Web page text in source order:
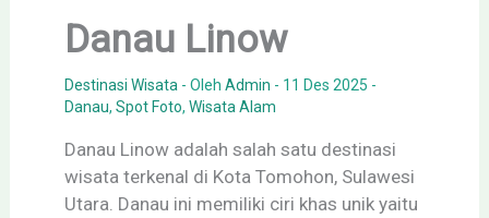
Danau Linow
Destinasi Wisata - OlehAdmin - 11 Des 2025 -
Danau,Spot Foto,Wisata Alam
Danau Linow adalah salah satu destinasi
wisata terkenal di Kota Tomohon, Sulawesi
Utara. Danau ini memiliki ciri khas unik yaitu